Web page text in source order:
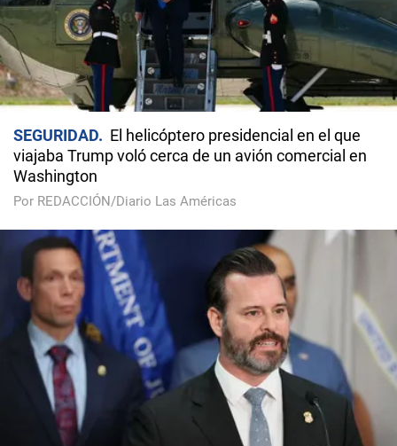
SEGURIDAD
El helicóptero presidencial en el que
viajaba Trump voló cerca de un avión comercial en
Washington
Por REDACCIÓN/Diario Las Américas